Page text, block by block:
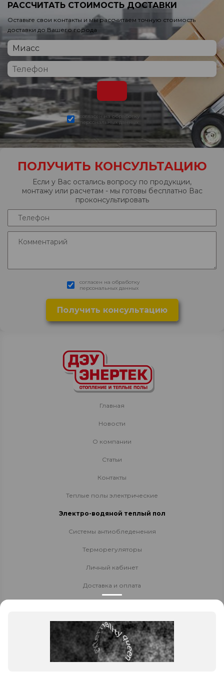
РАССЧИТАТЬ СТОИМОСТЬ ДОСТАВКИ
Оставьте свои контакты и мы рассчитаем точную стоимость
доставки до Вашего города
согласен на обработку
персональных данных
ПОЛУЧИТЬ КОНСУЛЬТАЦИЮ
Если у Вас остались вопросу по продукции,
монтажу или расчетам - мы готовы бесплатно Вас
проконсультировать
согласен на обработку
персональных данных
Главная
Новости
О компании
Статьи
Контакты
Теплые полы электрические
Электро-водяной теплый пол
Системы антиобледенения
Терморегуляторы
Личный кабинет
Доставка и оплата
Политика конфиденциальности
Контакты
8 800 700-80-40